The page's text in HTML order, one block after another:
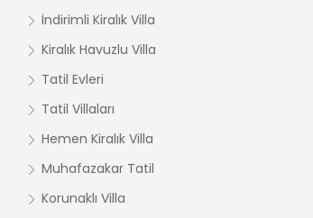
İndirimli Kiralık Villa
Kiralık Havuzlu Villa
Tatil Evleri
Tatil Villaları
Hemen Kiralık Villa
Muhafazakar Tatil
Korunaklı Villa